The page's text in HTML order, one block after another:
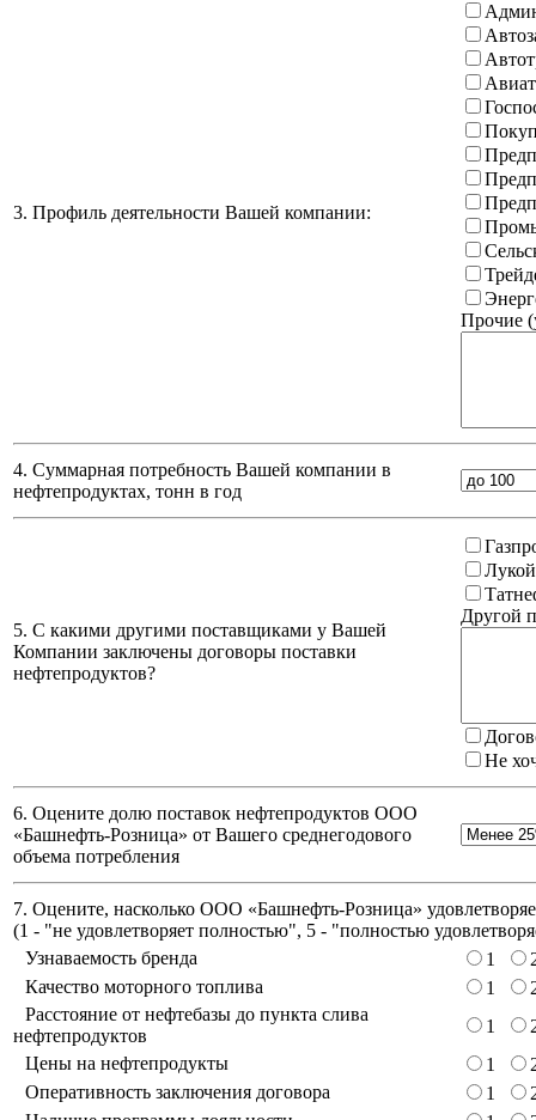
3. Профиль деятельности Вашей компании:
Прочие
4. Суммарная потребность Вашей компании в
нефтепродуктах, тонн в год
5. С какими другими поставщиками у Вашей
Компании заключены договоры поставки
нефтепродуктов?
Другой
Не
6. Оцените долю поставок нефтепродуктов ООО
«Башнефть-Розница» от Вашего среднегодового
объема потребления
7. Оцените, насколько ООО «Башнефть-Розница»
(1 - "не удовлетворяет полностью", 5 - "полностью
Узнаваемость бренда
1
Качество моторного топлива
1
Расстояние от нефтебазы до пункта слива
нефтепродуктов
1
Цены на нефтепродукты
1
Оперативность заключения договора
1